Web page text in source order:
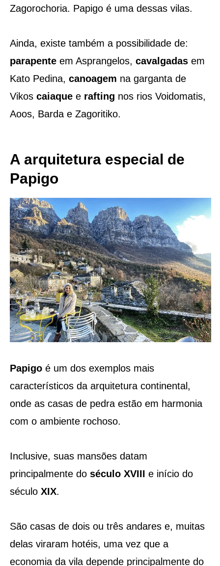
Zagorochoria. Papigo é uma dessas vilas.
Ainda, existe também a possibilidade de:
parapenteem Asprangelos, cavalgadasem
Kato Pedina, canoagem na garganta de
Vikos caiaquee rafting nos rios Voidomatis,
Aoos, Barda e Zagoritiko.
A arquitetura especial de
Papigo
Papigoé um dos exemplos mais
característicos da arquitetura continental,
onde as casas de pedra estão em harmonia
com o ambiente rochoso.
Inclusive, suas mansões datam
principalmente do século XVIII e início do
século XIX.
São casas de dois ou três andares e, muitas
delas viraram hotéis, uma vez que a
economia da vila depende principalmente do